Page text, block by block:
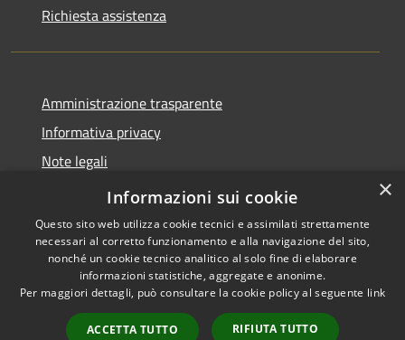
Richiesta assistenza
Amministrazione trasparente
Informativa privacy
Note legali
Dichiarazione di accessibilità
Accessibilità
Copyright © 2026 • Comune di
Retorbido • Powered by
Municipium•
Accesso
×
Informazioni sui cookie
Questo sito web utilizza cookie tecnici e assimilati strettamente
necessari al corretto funzionamento e alla navigazione del sito,
nonché un cookie tecnico analitico al solo fine di elaborare
informazioni statistiche, aggregate e anonime.
Per maggiori dettagli, può consultare la cookie policy al seguente link
ACCETTA TUTTO RIFIUTA TUTTO